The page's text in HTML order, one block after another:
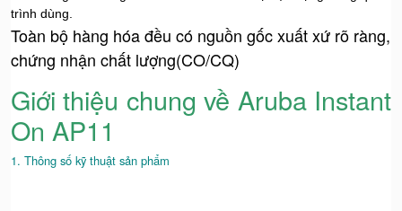
trình dùng.
Toàn bộ hàng hóa đều có nguồn gốc xuất xứ rõ ràng,
chứng nhận chất lượng(CO/CQ)
Giới thiệu chung về Aruba Instant
On AP11
1. Thông số kỹ thuật sản phẩm